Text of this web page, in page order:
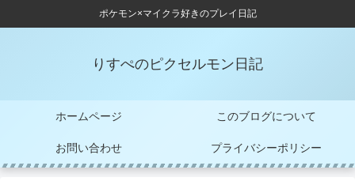
ポケモン×マイクラ好きのプレイ日記
りすぺのピクセルモン日記
ホームページ このブログについて
お問い合わせ プライバシーポリシー